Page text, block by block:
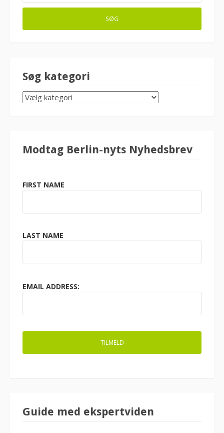
Søg kategori
SØG
KATEGORI
Modtag Berlin-nyts Nyhedsbrev
FIRST NAME
LAST NAME
EMAIL ADDRESS:
Guide med ekspertviden